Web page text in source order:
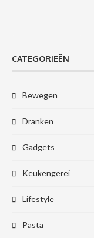
CATEGORIEËN
Bewegen
Dranken
Gadgets
Keukengerei
Lifestyle
Pasta